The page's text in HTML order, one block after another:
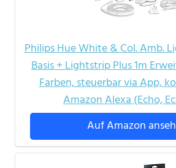
Philips Hue White & Col. Amb.
Basis + Lightstrip Plus 1m
Farben, steuerbar via App,
Amazon Alexa (Echo,
Auf Amazon